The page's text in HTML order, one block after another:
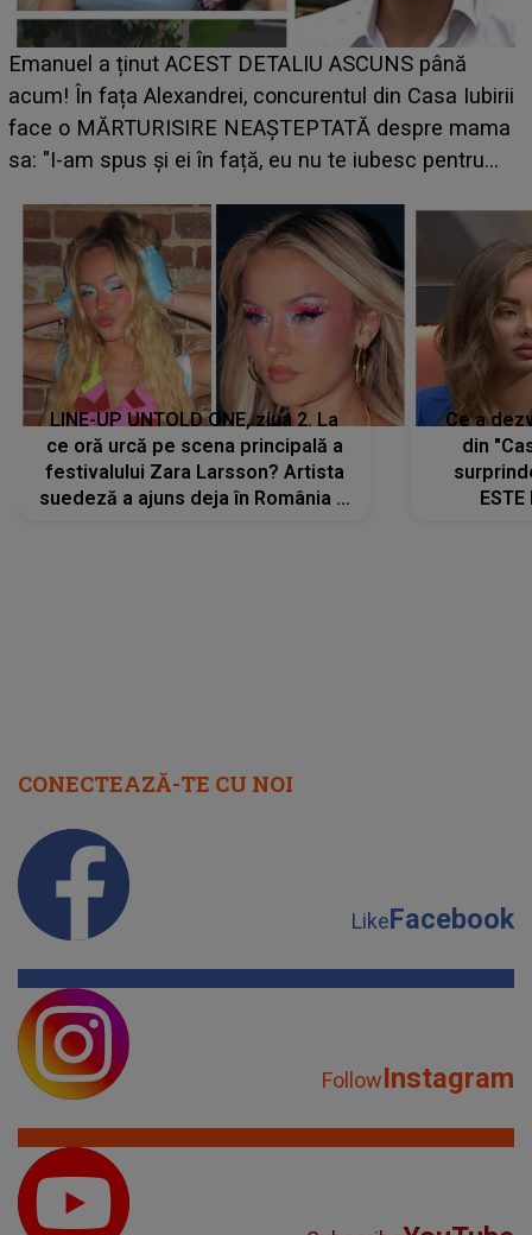
Emanuel a ținut ACEST DETALIU ASCUNS până
acum! În fața Alexandrei, concurentul din Casa Iubirii
face o MĂRTURISIRE NEAȘTEPTATĂ despre mama
sa: "I-am spus și ei în față, eu nu te iubesc pentru
LINE-UP UNTOLD ONE, ziua 2. La
ce oră urcă pe scena principală a
festivalului Zara Larsson? Artista
suedeză a ajuns deja în România și
Ce a
din
CONECTEAZĂ-TE CU NOI
LikeFacebook
FollowInstagram